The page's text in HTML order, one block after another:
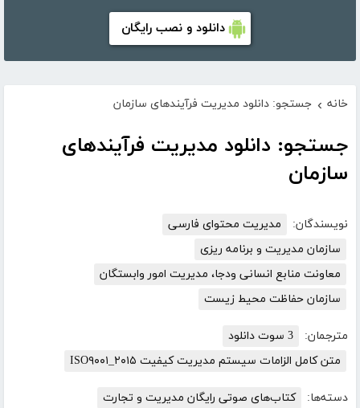
دانلود و نصب رایگان
خانه › جستجو: دانلود مدیریت فرآیندهای سازمان
جستجو: دانلود مدیریت فرآیندهای
سازمان
نویسندگان:
مدیریت محتوای فارسی
سازمان مدیریت و برنامه ریزی
معاونت منابع انسانی ودجا، مدیریت امور وابستگان
سازمان حفاظت محیط زیست
مترجمان:
3 سوت دانلود
متن کامل الزامات سیستم مدیریت کیفیت ISO۹۰۰۱_۲۰۱۵
دسته‌ها:
کتاب‌های صوتی رایگان مدیریت و تجارت